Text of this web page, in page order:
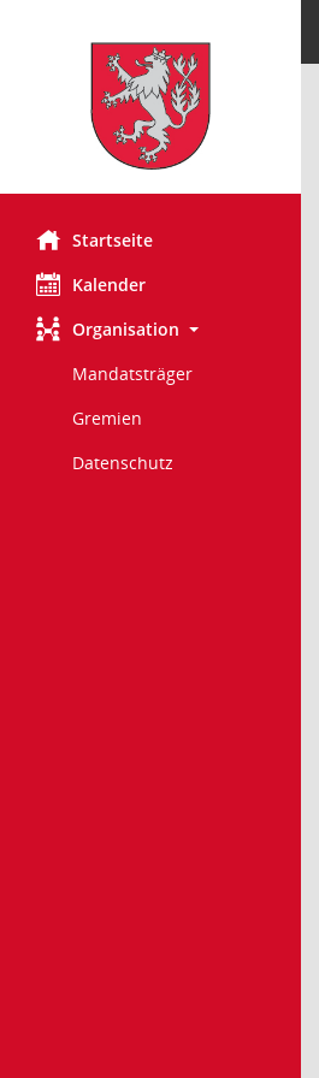
Startseite
Kalender
Organisation
Mandatsträger
Gremien
Datenschutz